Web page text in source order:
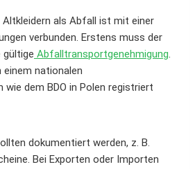
Altkleidern als Abfall ist mit einer
verbunden. Erstens muss der
gültige Abfalltransportgenehmigung.
nationalen
dem BDO in Polen registriert
dokumentiert werden, z. B.
Bei Exporten oder Importen